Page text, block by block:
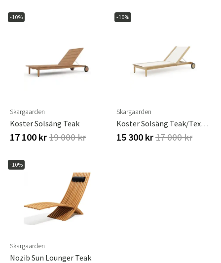
Sverige
-10%
Skargaarden
Koster Solsäng Teak
17 100 kr19 000 kr
-10%
Skargaarden
Koster Solsäng Teak/Textilene
15 300 kr17 000 kr
-10%
Skargaarden
Nozib Sun Lounger Teak